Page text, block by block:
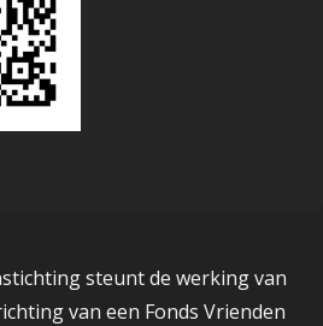
steunt de werking van
van een Fonds Vrienden